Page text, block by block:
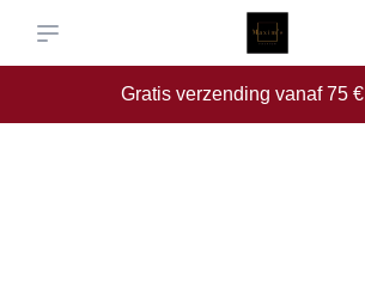
Gratis verzending vanaf 75 €